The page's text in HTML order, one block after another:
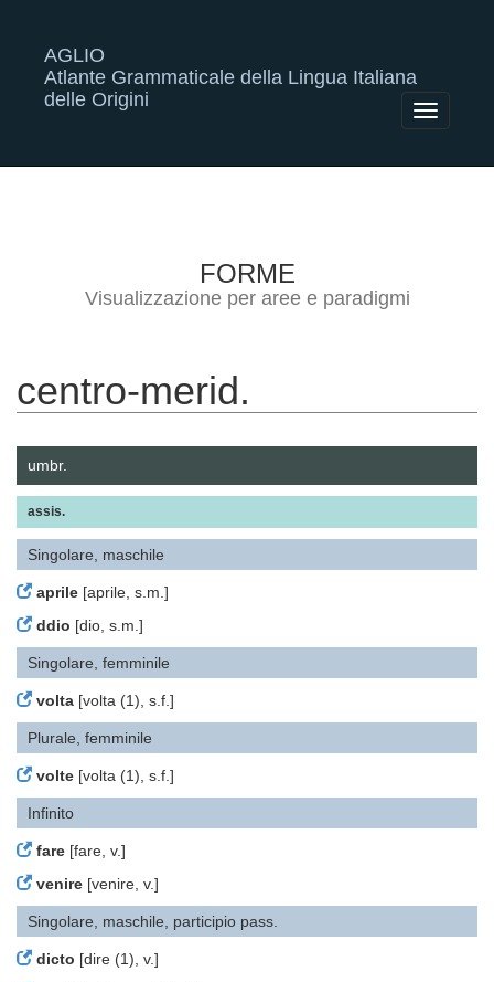
AGLIO
Atlante Grammaticale della Lingua Italiana
delle Origini
Toggle
FORME
Visualizzazione per aree e paradigmi
centro-merid.
umbr.
assis.
Singolare, maschile
aprile [aprile, s.m.]
ddio [dio, s.m.]
Singolare, femminile
volta [volta (1), s.f.]
Plurale, femminile
volte [volta (1), s.f.]
Infinito
fare [fare, v.]
venire [venire, v.]
Singolare, maschile, participio pass.
dicto [dire (1), v.]